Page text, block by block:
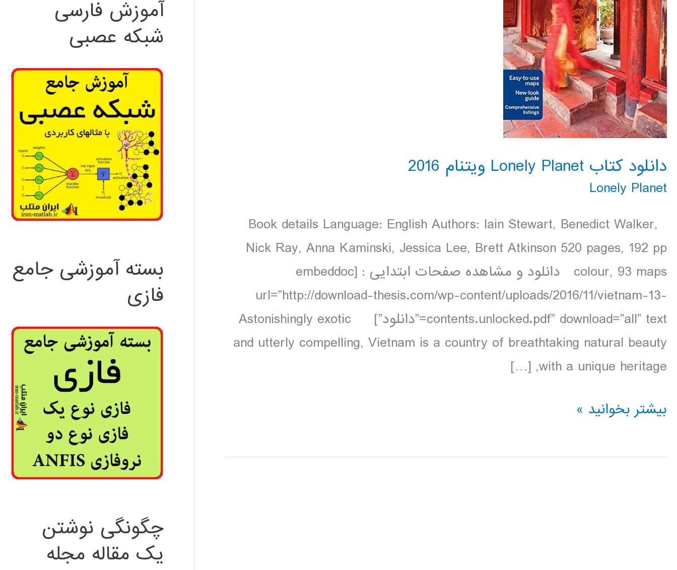
دانلود کتاب Lonely Planet ویتنام 2016
Lonely Planet
Book details Language: English Authors: Iain Stewart, Benedict Walker,
Nick Ray, Anna Kaminski, Jessica Lee, Brett Atkinson 520 pages, 192 pp
colour, 93 maps دانلود و مشاهده صفحات ابتدایی : [embeddoc
url=”http://download-thesis.com/wp-content/uploads/2016/11/vietnam-13-
contents.unlocked.pdf” download=”all” text=”دانلود”] Astonishingly exotic
and utterly compelling, Vietnam is a country of breathtaking natural beauty
with a unique heritage, […]
دانلود
Lonely
بیشتر بخوانید »
آموزش فارسی
شبکه عصبی
بسته آموزشی جامع
فازی
چگونگی نوشتن
یک مقاله مجله